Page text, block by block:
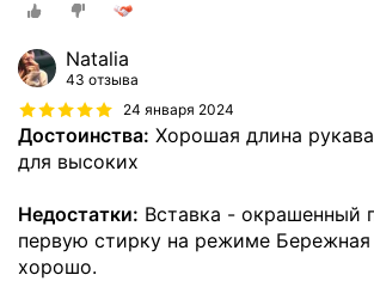
Natalia
43 отзыва
24 января 2024
Достоинства: Хорошая длина
для высоких
Недостатки: Вставка - окрашенный
первую стирку на режиме
хорошо.